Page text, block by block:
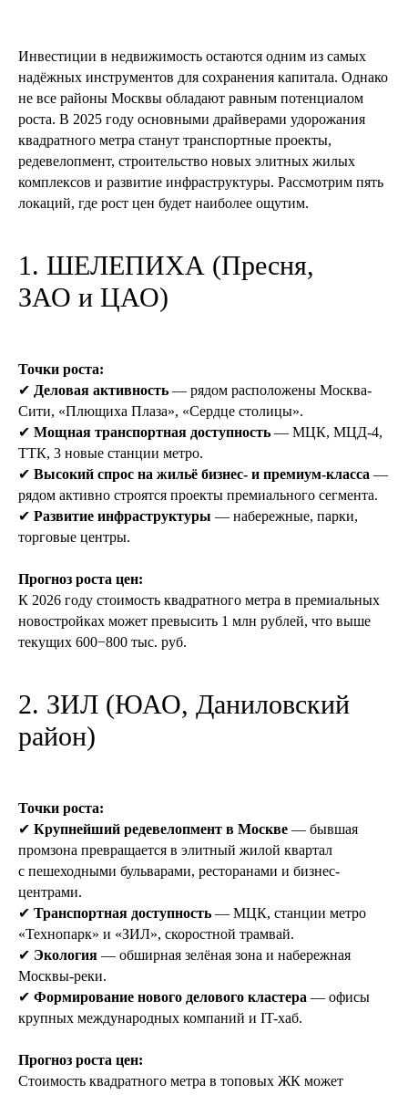
Инвестиции в недвижимость остаются одним из самых
надёжных инструментов для сохранения капитала. Однако
не все районы Москвы обладают равным потенциалом
роста. В 2025 году основными драйверами удорожания
квадратного метра станут транспортные проекты,
редевелопмент, строительство новых элитных жилых
комплексов и развитие инфраструктуры. Рассмотрим пять
локаций, где рост цен будет наиболее ощутим.
1. ШЕЛЕПИХА (Пресня,
ЗАО и ЦАО)
Точки роста:
✔ Деловая активность — рядом расположены Москва-
Сити, «Плющиха Плаза», «Сердце столицы».
✔ Мощная транспортная доступность — МЦК, МЦД-4,
ТТК, 3 новые станции метро.
✔ Высокий спрос на жильё бизнес- и премиум-класса —
рядом активно строятся проекты премиального сегмента.
✔ Развитие инфраструктуры — набережные, парки,
торговые центры.
Прогноз роста цен:
К 2026 году стоимость квадратного метра в премиальных
новостройках может превысить 1 млн рублей, что выше
текущих 600−800 тыс. руб.
2. ЗИЛ (ЮАО, Даниловский
район)
Точки роста:
✔ Крупнейший редевелопмент в Москве — бывшая
промзона превращается в элитный жилой квартал
с пешеходными бульварами, ресторанами и бизнес-
центрами.
✔ Транспортная доступность — МЦК, станции метро
«Технопарк» и «ЗИЛ», скоростной трамвай.
✔ Экология — обширная зелёная зона и набережная
Москвы-реки.
✔ Формирование нового делового кластера — офисы
крупных международных компаний и IT-хаб.
Прогноз роста цен:
Стоимость квадратного метра в топовых ЖК может